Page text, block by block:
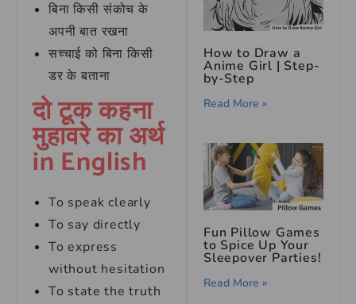
बिना किसी संकोच के
अपनी बात रखना
सच्चाई को बिना किसी
डर के बताना
दो टूक कहना
मुहावरे का अर्थ
in English
To speak clearly
To say directly
To express
without hesitation
To state the truth
How to Draw a
Anime Girl | Step-
by-Step
Read More »
Fun Pillow Games
to Spice Up Your
Sleepover Parties!
Read More »